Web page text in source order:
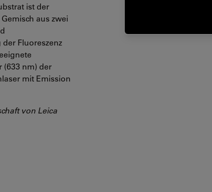
ist der
aus zwei
Fluoreszenz
(633 nm) der
mit Emission
von Leica